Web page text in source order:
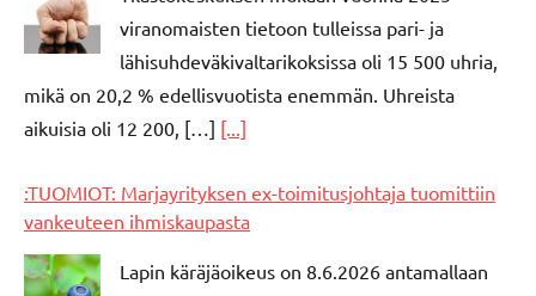
viranomaisten tietoon tulleissa pari- ja
lähisuhdeväkivaltarikoksissa oli 15 500 uhria,
mikä on 20,2 % edellisvuotista enemmän. Uhreista
aikuisia oli 12 200, […] [...]
:TUOMIOT: Marjayrityksen ex-toimitusjohtaja tuomittiin
vankeuteen ihmiskaupasta
Lapin käräjäoikeus on 8.6.2026 antamallaan